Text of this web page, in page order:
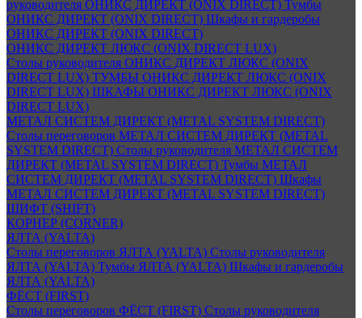
руководителя ОНИКС ДИРЕКТ (ONIX DIRECT) Тумбы
ОНИКС ДИРЕКТ (ONIX DIRECT) Шкафы и гардеробы
ОНИКС ДИРЕКТ (ONIX DIRECT)
ОНИКС ДИРЕКТ ЛЮКС (ONIX DIRECT LUX)
Столы руководителя ОНИКС ДИРЕКТ ЛЮКС (ONIX
DIRECT LUX) ТУМБЫ ОНИКС ДИРЕКТ ЛЮКС (ONIX
DIRECT LUX) ШКАФЫ ОНИКС ДИРЕКТ ЛЮКС (ONIX
DIRECT LUX)
МЕТАЛ СИСТЕМ ДИРЕКТ (METAL SYSTEM DIRECT)
Столы переговоров МЕТАЛ СИСТЕМ ДИРЕКТ (METAL
SYSTEM DIRECT) Столы руководителя МЕТАЛ СИСТЕМ
ДИРЕКТ (METAL SYSTEM DIRECT) Тумбы МЕТАЛ
СИСТЕМ ДИРЕКТ (METAL SYSTEM DIRECT) Шкафы
МЕТАЛ СИСТЕМ ДИРЕКТ (METAL SYSTEM DIRECT)
ШИФТ (SHIFT)
КОРНЕР (CORNER)
ЯЛТА (YALTA)
Столы переговоров ЯЛТА (YALTA) Столы руководителя
ЯЛТА (YALTA) Тумбы ЯЛТА (YALTA) Шкафы и гардеробы
ЯЛТА (YALTA)
ФЁСТ (FIRST)
Столы переговоров ФЁСТ (FIRST) Столы руководителя